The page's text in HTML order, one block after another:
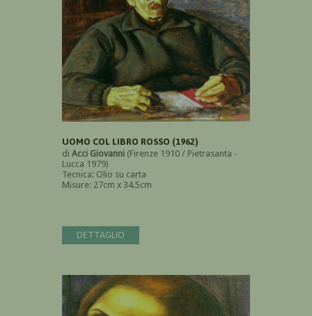
UOMO COL LIBRO ROSSO (1962)
di Acci Giovanni (Firenze 1910 / Pietrasanta -
Lucca 1979)
Tecnica: Olio su carta
Misure: 27cm x 34.5cm
DETTAGLIO